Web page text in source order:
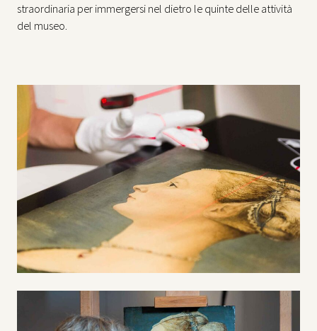
straordinaria per immergersi nel dietro le quinte delle attività
del museo.